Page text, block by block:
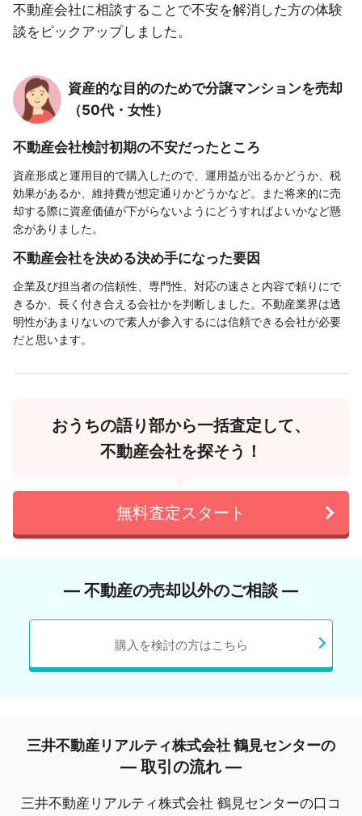
不動産会社に相談することで不安を解消した方の体験
談をピックアップしました。
資産的な目的のためで分譲マンションを売却
（50代・女性）
不動産会社検討初期の不安だったところ
資産形成と運用目的で購入したので、運用益が出るかどうか、税
効果があるか、維持費が想定通りかどうかなど。また将来的に売
却する際に資産価値が下がらないようにどうすればよいかなど懸
念がありました。
不動産会社を決める決め手になった要因
企業及び担当者の信頼性、専門性、対応の速さと内容で頼りにで
きるか、長く付き合える会社かを判断しました。不動産業界は透
明性があまりないので素人が参入するには信頼できる会社が必要
だと思います。
おうちの語り部から一括査定して、
不動産会社を探そう！
無料査定スタート
― 不動産の売却以外のご相談 ―
購入を検討の方はこちら
三井不動産リアルティ株式会社 鶴見センターの
― 取引の流れ ―
三井不動産リアルティ株式会社 鶴見センターの口コ